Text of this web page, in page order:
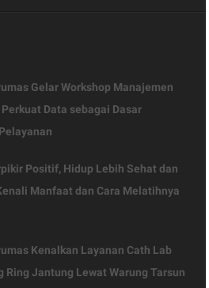
Gelar Workshop Manajemen
Data sebagai Dasar
Positif, Hidup Lebih Sehat dan
Manfaat dan Cara Melatihnya
Kenalkan Layanan Cath Lab
Ring Jantung Lewat Warung Tarsun